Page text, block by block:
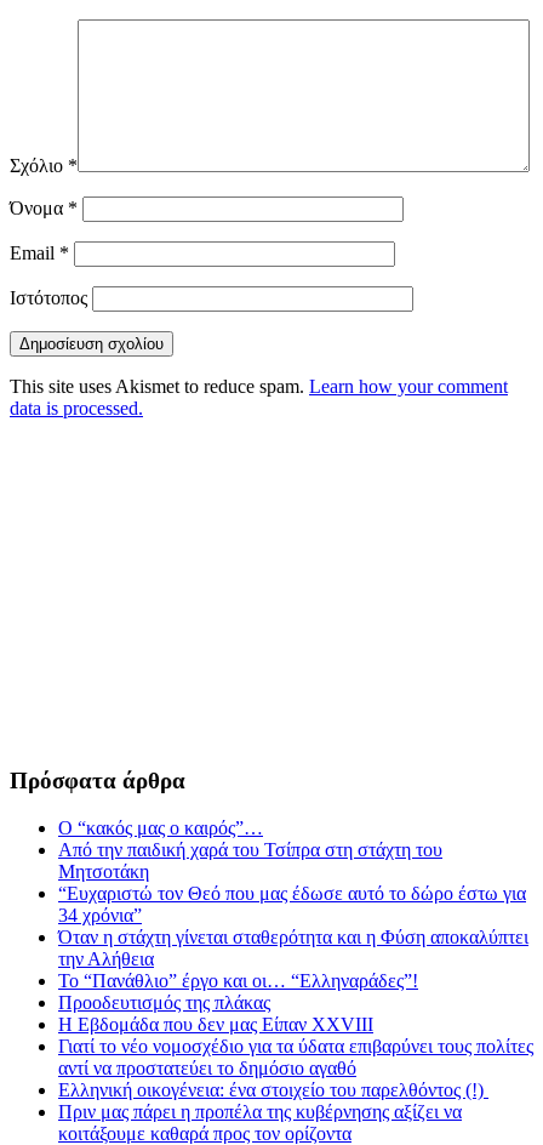
Σχόλιο *
Όνομα *
Email *
Ιστότοπος
This site uses Akismet to reduce spam. Learn how your comment
data is processed.
Πρόσφατα άρθρα
Ο “κακός μας ο καιρός”…
Από την παιδική χαρά του Τσίπρα στη στάχτη του
Μητσοτάκη
“Ευχαριστώ τον Θεό που μας έδωσε αυτό το δώρο έστω για
34 χρόνια”
Όταν η στάχτη γίνεται σταθερότητα και η Φύση αποκαλύπτει
την Αλήθεια
Το “Πανάθλιο” έργο και οι… “Ελληναράδες”!
Προοδευτισμός της πλάκας
Η Εβδομάδα που δεν μας Είπαν XXVIII
Γιατί το νέο νομοσχέδιο για τα ύδατα επιβαρύνει τους πολίτες
αντί να προστατεύει το δημόσιο αγαθό
Ελληνική οικογένεια: ένα στοιχείο του παρελθόντος (!)
Πριν μας πάρει η προπέλα της κυβέρνησης αξίζει να
κοιτάξουμε καθαρά προς τον ορίζοντα